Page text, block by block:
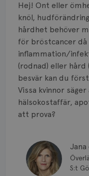
Hej! Ont eller
knöl,
hårdhet behöver
för bröstcancer då
inflammation/
(rodnad) eller hård
besvär kan du
Vissa kvinnor
hälsokostaffär,
att prova?
Jana
S:t
Spridd bröstcancer
Strålning
Vätska